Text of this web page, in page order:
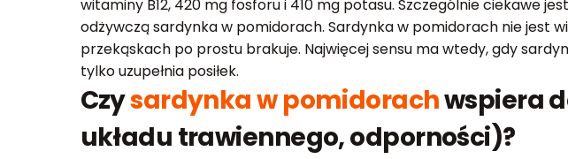
witaminy B12, 420 mg fosforu i 410 mg potasu. Szczególnie ciekawe
odżywczą sardynka w pomidorach. Sardynka w pomidorach nie jest
przekąskach po prostu brakuje. Najwięcej sensu ma wtedy, gdy
tylko uzupełnia posiłek.
Czysardynka w pomidorachwspiera
układu trawiennego, odporności)?